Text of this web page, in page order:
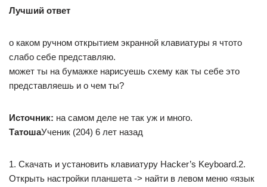
Лучший ответ
о каком ручном открытием экранной клавиатуры я чтото
слабо себе представляю.
может ты на бумажке нарисуешь схему как ты себе это
представляешь и о чем ты?
Источник: на самом деле не так уж и много.
ТатошаУченик (204) 6 лет назад
1. Скачать и установить клавиатуру Hacker’s Keyboard.2.
Открыть настройки планшета -> найти в левом меню «язык